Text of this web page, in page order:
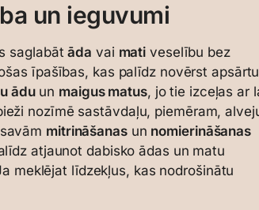
un ieguvumi
saglabātāda vai mati veselību bez
īpašības, kas palīdz novērst
āduun maigus matus, jo tie izceļas ar
nozīmē sastāvdaļu, piemēram,
mitrināšanasun nomierināšanas
atjaunot dabisko ādas un matu
meklējat līdzekļus, kas nodrošinātu